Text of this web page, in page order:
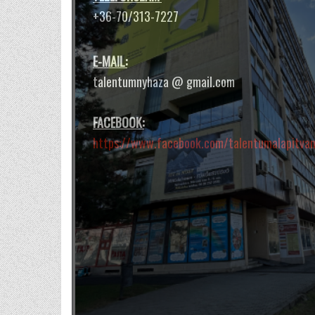
+36-70/313-7227
E-MAIL:
talentumnyhaza @ gmail.com
FACEBOOK:
https://www.facebook.com/
és testünkben.